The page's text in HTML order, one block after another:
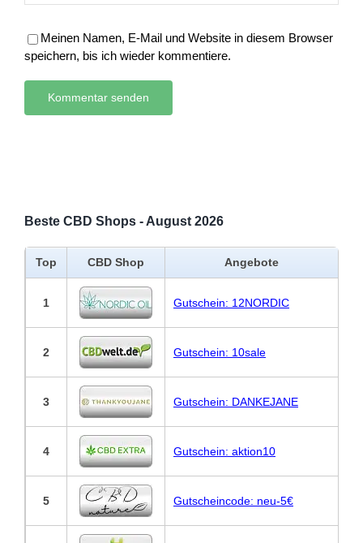
Meinen Namen, E-Mail und Website in diesem Browser
speichern, bis ich wieder kommentiere.
Beste CBD Shops - August 2026
Top CBD Shop Angebote
1 Gutschein: 12NORDIC
2 Gutschein: 10sale
3 Gutschein: DANKEJANE
4 Gutschein: aktion10
5 Gutscheincode: neu-5€